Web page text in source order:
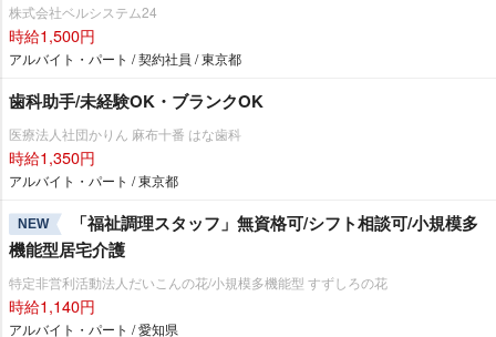
株式会社ベルシステム24
時給1,500円
アルバイト・パート / 契約社員 / 東京都
歯科助手/未経験OK・ブランクOK
医療法人社団かりん 麻布十番 はな歯科
時給1,350円
アルバイト・パート / 東京都
NEW
「福祉調理スタッフ」無資格可/シフト相談可/小規模多
機能型居宅介護
特定非営利活動法人だいこんの花/小規模多機能型 すずしろの花
時給1,140円
アルバイト・パート / 愛知県